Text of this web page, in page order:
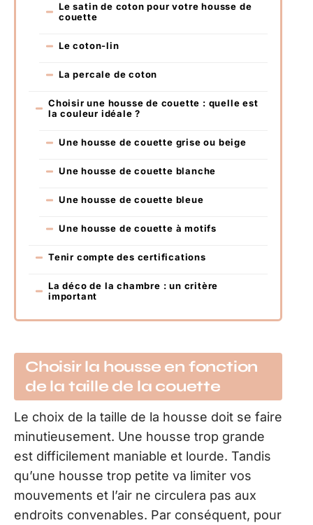
Le satin de coton pour votre housse de
couette
Le coton-lin
La percale de coton
Choisir une housse de couette : quelle est
la couleur idéale ?
Une housse de couette grise ou beige
Une housse de couette blanche
Une housse de couette bleue
Une housse de couette à motifs
Tenir compte des certifications
La déco de la chambre : un critère
important
Choisir la housse en fonction
de la taille de la couette
Le choix de la taille de la housse doit se faire
minutieusement. Une housse trop grande
est difficilement maniable et lourde. Tandis
qu’une housse trop petite va limiter vos
mouvements et l’air ne circulera pas aux
endroits convenables. Par conséquent, pour